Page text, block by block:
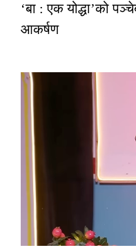
‘बा : एक योद्धा’को
आकर्षण